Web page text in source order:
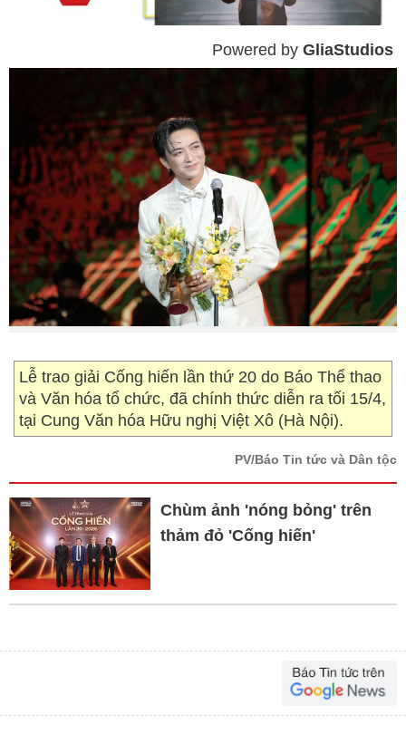
Mute
Powered by GliaStudios
Lễ trao giải Cống hiến lần thứ 20 do Báo Thể thao
và Văn hóa tổ chức, đã chính thức diễn ra tối 15/4,
tại Cung Văn hóa Hữu nghị Việt Xô (Hà Nội).
PV/Báo Tin tức và Dân tộc
Chùm ảnh 'nóng bỏng' trên
thảm đỏ 'Cống hiến'